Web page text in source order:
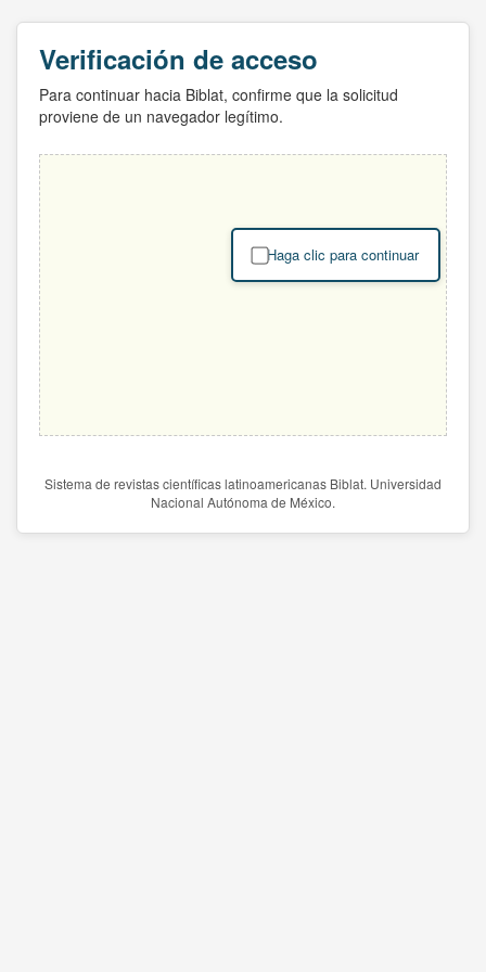
Verificación de acceso
Para continuar hacia Biblat, confirme que la solicitud
proviene de un navegador legítimo.
Haga clic para continuar
Sistema de revistas científicas latinoamericanas Biblat. Universidad
Nacional Autónoma de México.